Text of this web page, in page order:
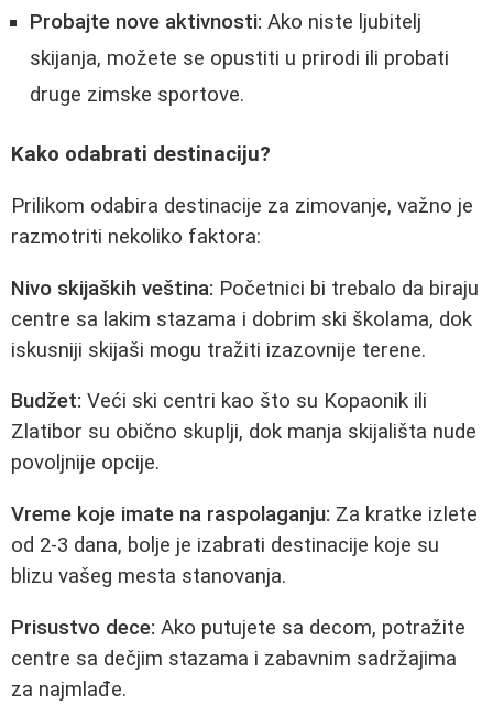
Probajte nove aktivnosti: Ako niste ljubitelj
skijanja, možete se opustiti u prirodi ili probati
druge zimske sportove.
Kako odabrati destinaciju?
Prilikom odabira destinacije za zimovanje, važno je
razmotriti nekoliko faktora:
Nivo skijaških veština: Početnici bi trebalo da biraju
centre sa lakim stazama i dobrim ski školama, dok
iskusniji skijaši mogu tražiti izazovnije terene.
Budžet: Veći ski centri kao što su Kopaonik ili
Zlatibor su obično skuplji, dok manja skijališta nude
povoljnije opcije.
Vreme koje imate na raspolaganju: Za kratke izlete
od 2-3 dana, bolje je izabrati destinacije koje su
blizu vašeg mesta stanovanja.
Prisustvo dece: Ako putujete sa decom, potražite
centre sa dečjim stazama i zabavnim sadržajima
za najmlađe.